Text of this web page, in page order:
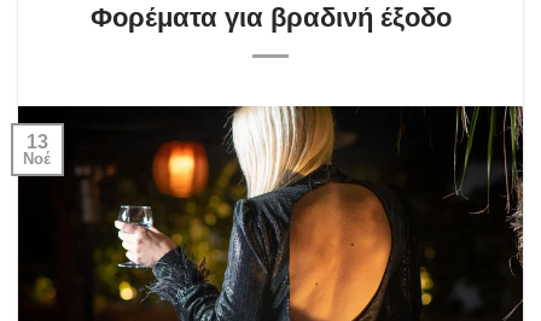
Φορέματα για βραδινή έξοδο
13
Νοέ